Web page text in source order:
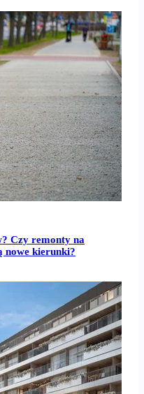
Czy remonty na
nowe kierunki?